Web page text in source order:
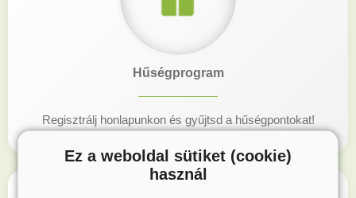
Hűségprogram
Regisztrálj honlapunkon és gyűjtsd a hűségpontokat!
Ez a weboldal sütiket (cookie)
használ